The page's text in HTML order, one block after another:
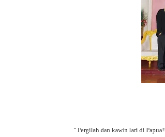
" Pergilah dan kawin lari di